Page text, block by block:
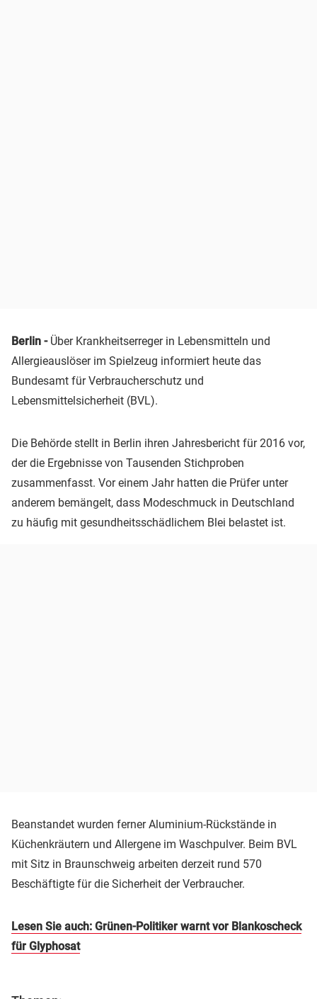
Berlin - Über Krankheitserreger in Lebensmitteln und
Allergieauslöser im Spielzeug informiert heute das
Bundesamt für Verbraucherschutz und
Lebensmittelsicherheit (BVL).
Die Behörde stellt in Berlin ihren Jahresbericht für 2016 vor,
der die Ergebnisse von Tausenden Stichproben
zusammenfasst. Vor einem Jahr hatten die Prüfer unter
anderem bemängelt, dass Modeschmuck in Deutschland
zu häufig mit gesundheitsschädlichem Blei belastet ist.
Beanstandet wurden ferner Aluminium-Rückstände in
Küchenkräutern und Allergene im Waschpulver. Beim BVL
mit Sitz in Braunschweig arbeiten derzeit rund 570
Beschäftigte für die Sicherheit der Verbraucher.
Lesen Sie auch: Grünen-Politiker warnt vor Blankoscheck
für Glyphosat